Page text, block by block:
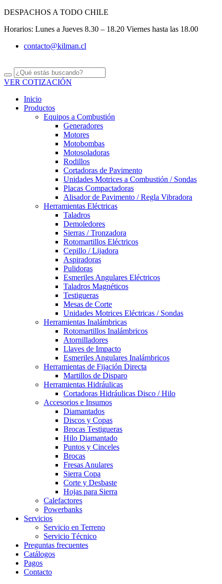
Ir
contenido
DESPACHOS A TODO CHILE
Horarios: Lunes a Jueves 8.30 – 18.20 Viernes hasta las 18.00
contacto@kilman.cl
VER COTIZACIÓN
Inicio
Productos
Equipos a Combustión
Generadores
Motores
Motobombas
Motosoladoras
Rodillos
Cortadoras de Pavimento
Unidades Motrices a Combustión / Sondas
Placas Compactadoras
Alisador de Pavimento / Regla Vibradora
Herramientas Eléctricas
Taladros
Demoledores
Sierras / Tronzadora
Rotomartillos Eléctricos
Cepillo / Lijadora
Aspiradoras
Pulidoras
Esmeriles Angulares Eléctricos
Taladros Magnéticos
Testigueras
Mesas de Corte
Unidades Motrices Eléctricas / Sondas
Herramientas Inalámbricas
Rotomartillos Inalámbricos
Atornilladores
Llaves de Impacto
Esmeriles Angulares Inalámbricos
Herramientas de Fijación Directa
Martillos de Disparo
Herramientas Hidráulicas
Cortadoras Hidráulicas Disco / Hilo
Accesorios e Insumos
Diamantados
Discos y Copas
Brocas Testigueras
Hilo Diamantado
Puntos y Cinceles
Brocas
Fresas Anulares
Sierra Copa
Corte y Desbaste
Hojas para Sierra
Calefactores
Powerbanks
Servicios
Servicio en Terreno
Servicio Técnico
Preguntas frecuentes
Catálogos
Pagos
Contacto